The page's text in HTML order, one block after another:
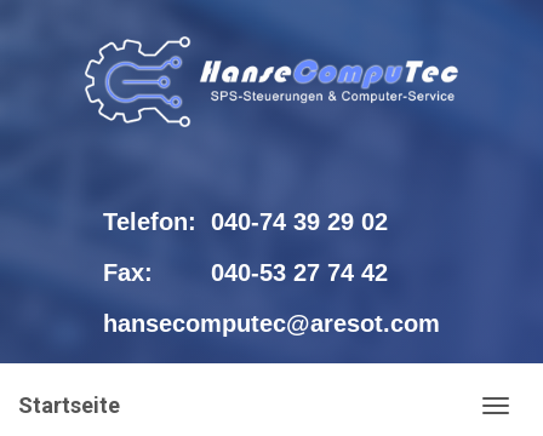
Telefon:
Fax:
040-74 39 29 02
040-53 27 74 42
hansecomputec@aresot.com
Startseite